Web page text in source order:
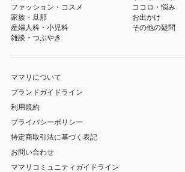
ファッション・コスメ
ココロ・悩み
家族・旦那
お出かけ
産婦人科・小児科
その他の疑問
雑談・つぶやき
ママリについて
ブランドガイドライン
利用規約
プライバシーポリシー
特定商取引法に基づく表記
お問い合わせ
ママリコミュニティガイドライン